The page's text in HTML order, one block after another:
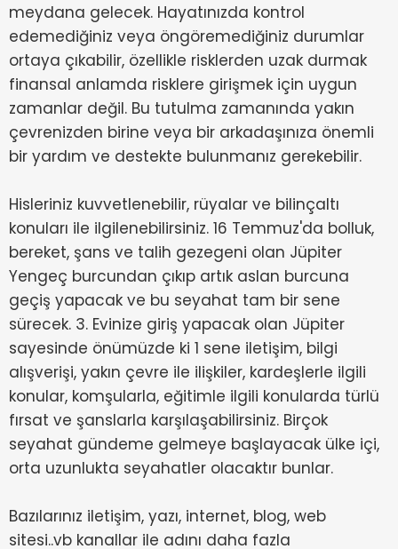
meydana gelecek. Hayatınızda kontrol
edemediğiniz veya öngöremediğiniz durumlar
ortaya çıkabilir, özellikle risklerden uzak durmak
finansal anlamda risklere girişmek için uygun
zamanlar değil. Bu tutulma zamanında yakın
çevrenizden birine veya bir arkadaşınıza önemli
bir yardım ve destekte bulunmanız gerekebilir.
Hisleriniz kuvvetlenebilir, rüyalar ve bilinçaltı
konuları ile ilgilenebilirsiniz. 16 Temmuz'da bolluk,
bereket, şans ve talih gezegeni olan Jüpiter
Yengeç burcundan çıkıp artık aslan burcuna
geçiş yapacak ve bu seyahat tam bir sene
sürecek. 3. Evinize giriş yapacak olan Jüpiter
sayesinde önümüzde ki 1 sene iletişim, bilgi
alışverişi, yakın çevre ile ilişkiler, kardeşlerle ilgili
konular, komşularla, eğitimle ilgili konularda türlü
fırsat ve şanslarla karşılaşabilirsiniz. Birçok
seyahat gündeme gelmeye başlayacak ülke içi,
orta uzunlukta seyahatler olacaktır bunlar.
Bazılarınız iletişim, yazı, internet, blog, web
sitesi..vb kanallar ile adını daha fazla